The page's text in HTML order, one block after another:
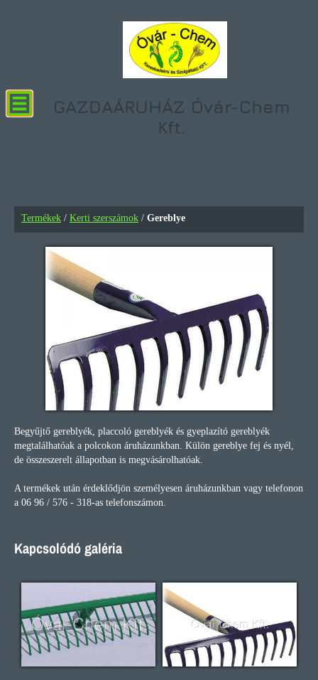
GAZDAÁRUHÁZ Óvár-Chem
Kft.
Termékek / Kerti szerszámok / Gereblye
Begyűjtő gereblyék, placcoló gereblyék és gyeplazító gereblyék
megtalálhatóak a polcokon áruházunkban. Külön gereblye fej és nyél,
de összeszerelt állapotban is megvásárolhatóak.
A termékek után érdeklődjön személyesen áruházunkban vagy telefonon
a 06 96 / 576 - 318-as telefonszámon.
Kapcsolódó galéria